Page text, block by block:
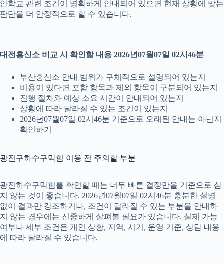
안학교 관련 조건이 명확하게 안내되어 있으면 현재 상황에 맞는
판단을 더 안정적으로 할 수 있습니다.
대전흥신소 비교 시 확인할 내용 2026년07월07일 02시46분
부산흥신소 안내 범위가 구체적으로 설명되어 있는지
비용이 있다면 포함 항목과 제외 항목이 구분되어 있는지
진행 절차와 예상 소요 시간이 안내되어 있는지
상황에 따라 달라질 수 있는 조건이 있는지
2026년07월07일 02시46분 기준으로 오래된 안내는 아닌지
확인하기
광진구하수구막힘 이용 전 주의할 부분
광진하수구막힘를 확인할 때는 너무 빠른 결정만을 기준으로 삼
지 않는 것이 좋습니다. 2026년07월07일 02시46분 충분한 설명
없이 결과만 강조하거나, 조건이 달라질 수 있는 부분을 안내하
지 않는 경우에는 신중하게 살펴볼 필요가 있습니다. 실제 가능
여부나 세부 조건은 개인 상황, 지역, 시기, 운영 기준, 상담 내용
에 따라 달라질 수 있습니다.